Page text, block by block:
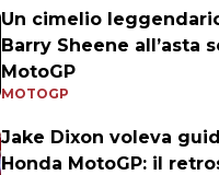
Un cimelio
Barry Sheene all’asta
MotoGP
MOTOGP
Jake Dixon voleva
Honda MotoGP: il